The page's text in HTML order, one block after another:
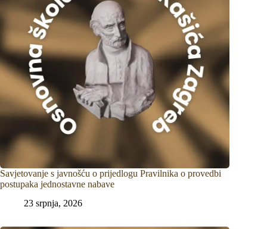
Savjetovanje s javnošću o prijedlogu Pravilnika o provedbi
postupaka jednostavne nabave
23 srpnja, 2026